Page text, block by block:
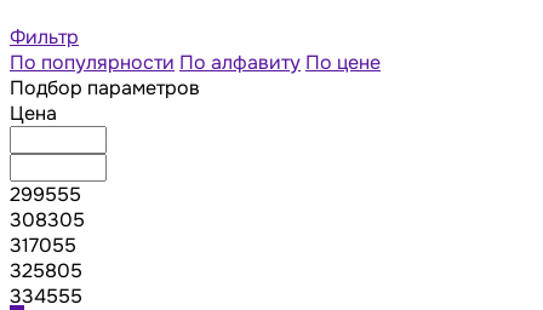
Фильтр
По популярности По алфавиту По цене
Подбор параметров
Цена
299555
308305
317055
325805
334555